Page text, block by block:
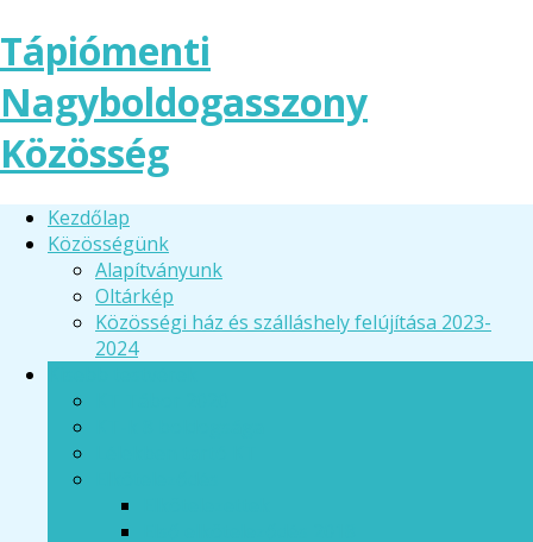
Tápiómenti
Nagyboldogasszony
Közösség
Kezdőlap
Közösségünk
Alapítványunk
Oltárkép
Közösségi ház és szálláshely felújítása 2023-
2024